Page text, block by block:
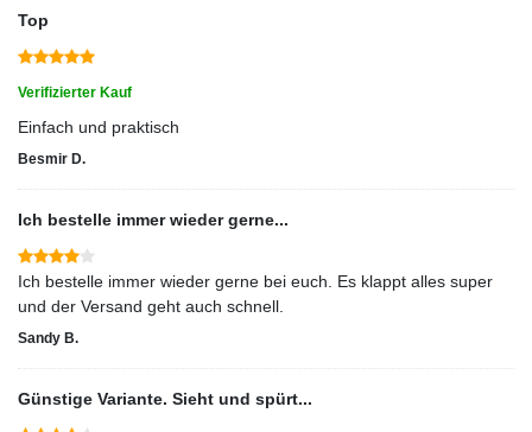
Top
Verifizierter Kauf
Einfach und praktisch
Besmir D.
Ich bestelle immer wieder gerne...
Ich bestelle immer wieder gerne bei euch. Es klappt alles super
und der Versand geht auch schnell.
Sandy B.
Günstige Variante. Sieht und spürt...